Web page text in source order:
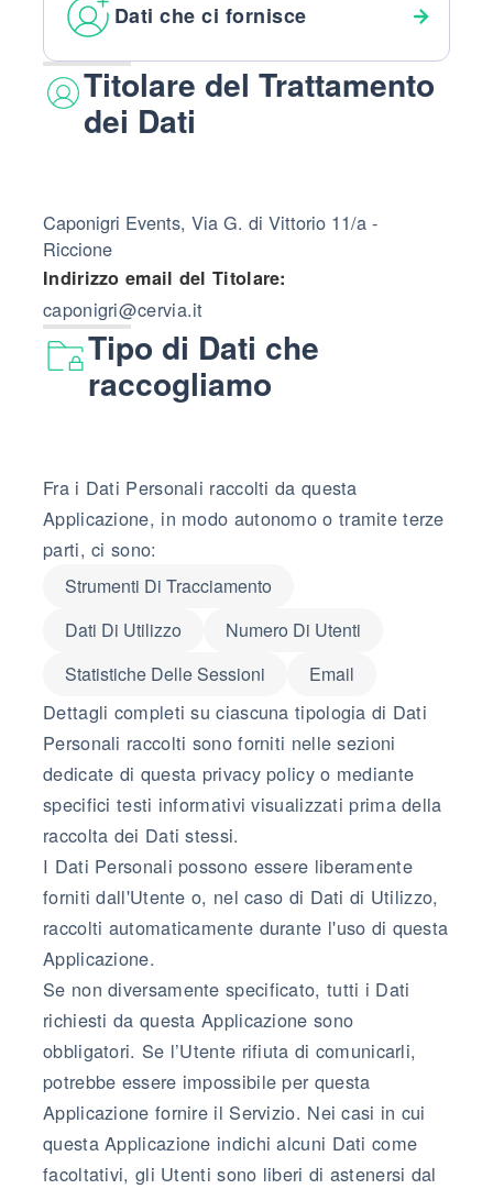
Dati che ci fornisce
Titolare del Trattamento
dei Dati
Caponigri Events, Via G. di Vittorio 11/a -
Riccione
Indirizzo email del Titolare:
caponigri@cervia.it
Tipo di Dati che
raccogliamo
Fra i Dati Personali raccolti da questa
Applicazione, in modo autonomo o tramite terze
parti, ci sono:
Strumenti Di Tracciamento
Dati Di Utilizzo
Numero Di Utenti
Statistiche Delle Sessioni
Email
Dettagli completi su ciascuna tipologia di Dati
Personali raccolti sono forniti nelle sezioni
dedicate di questa privacy policy o mediante
specifici testi informativi visualizzati prima della
raccolta dei Dati stessi.
I Dati Personali possono essere liberamente
forniti dall'Utente o, nel caso di Dati di Utilizzo,
raccolti automaticamente durante l'uso di questa
Applicazione.
Se non diversamente specificato, tutti i Dati
richiesti da questa Applicazione sono
obbligatori. Se l’Utente rifiuta di comunicarli,
potrebbe essere impossibile per questa
Applicazione fornire il Servizio. Nei casi in cui
questa Applicazione indichi alcuni Dati come
facoltativi, gli Utenti sono liberi di astenersi dal